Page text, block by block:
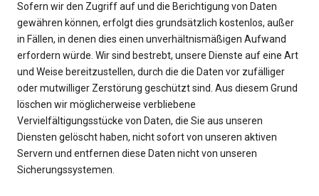
Sofern wir den Zugriff auf und die Berichtigung von Daten
gewähren können, erfolgt dies grundsätzlich kostenlos, außer
in Fällen, in denen dies einen unverhältnismäßigen Aufwand
erfordern würde. Wir sind bestrebt, unsere Dienste auf eine Art
und Weise bereitzustellen, durch die die Daten vor zufälliger
oder mutwilliger Zerstörung geschützt sind. Aus diesem Grund
löschen wir möglicherweise verbliebene
Vervielfältigungsstücke von Daten, die Sie aus unseren
Diensten gelöscht haben, nicht sofort von unseren aktiven
Servern und entfernen diese Daten nicht von unseren
Sicherungssystemen.